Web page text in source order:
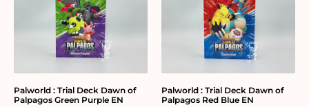
Palworld : Trial Deck Dawn of
Palpagos Green Purple EN
Palworld : Trial Deck Dawn of
Palpagos Red Blue EN